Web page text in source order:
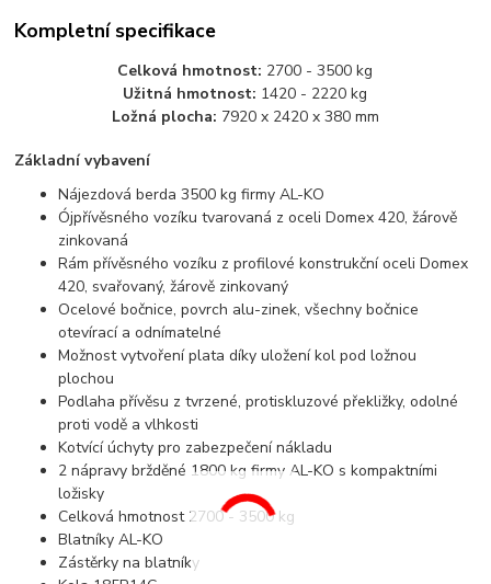
Kompletní specifikace
Celková hmotnost: 2700 - 3500 kg
Užitná hmotnost: 1420 - 2220 kg
Ložná plocha: 7920 x 2420 x 380 mm
Základní vybavení
Nájezdová berda 3500 kg firmy AL-KO
Ójpřívěsného vozíku tvarovaná z oceli Domex 420, žárově
zinkovaná
Rám přívěsného vozíku z profilové konstrukční oceli Domex
420, svařovaný, žárově zinkovaný
Ocelové bočnice, povrch alu-zinek, všechny bočnice
otevírací a odnímatelné
Možnost vytvoření plata díky uložení kol pod ložnou
plochou
Podlaha přívěsu z tvrzené, protiskluzové překližky, odolné
proti vodě a vlhkosti
Kotvící úchyty pro zabezpečení nákladu
2 nápravy bržděné 1800 kg firmy AL-KO s kompaktními
ložisky
Celková hmotnost 2700 - 3500 kg
Blatníky AL-KO
Zástěrky na blatníky